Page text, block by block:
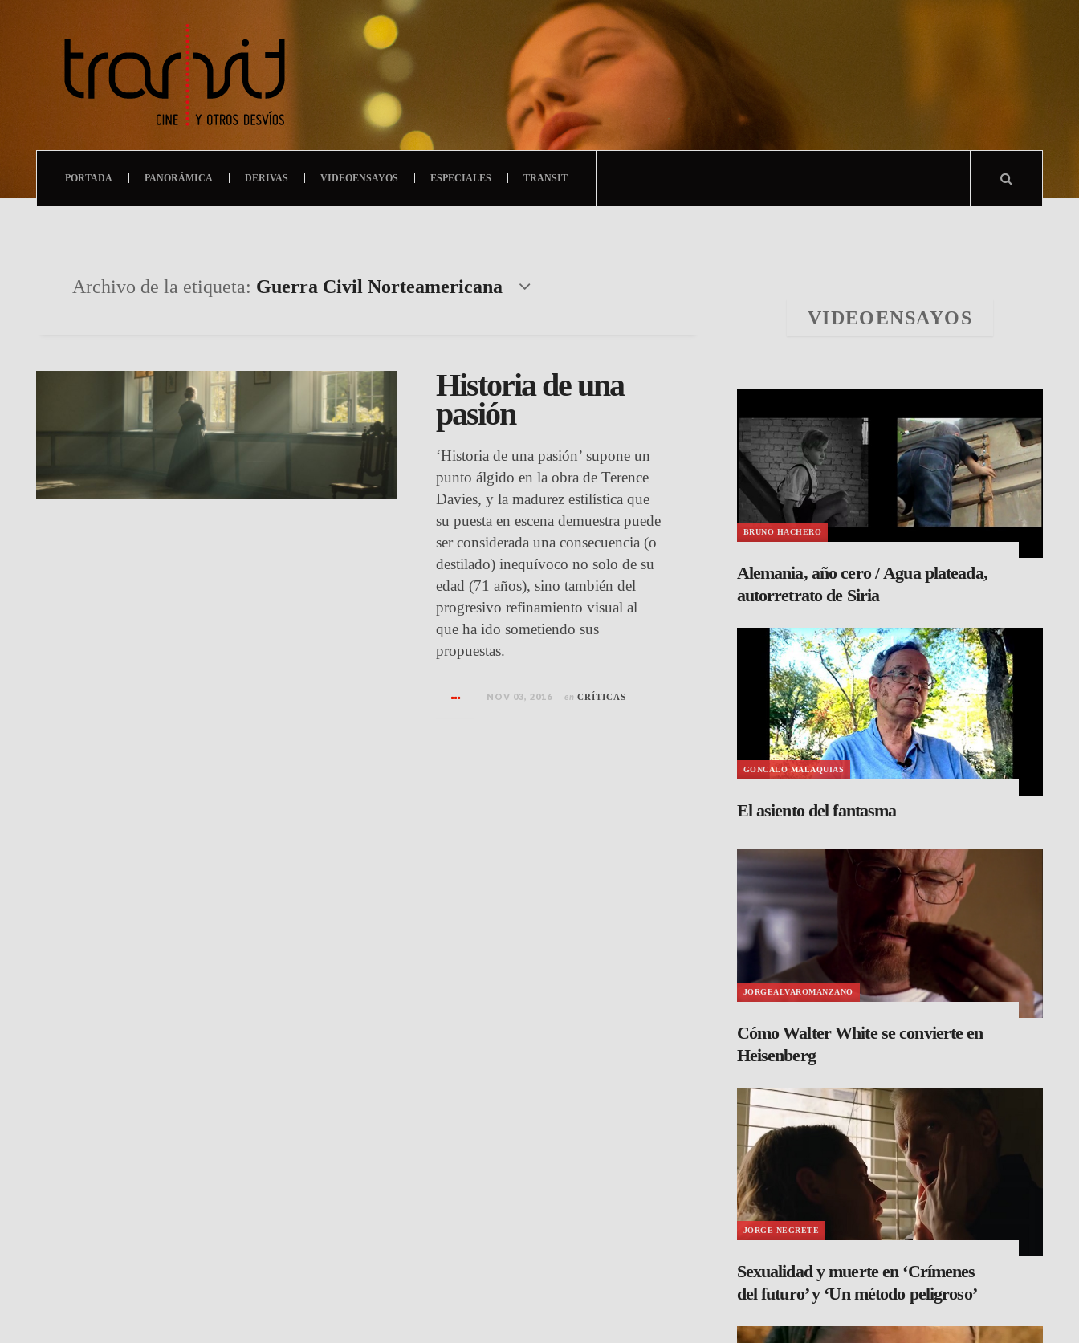
PORTADA PANORÁMICA DERIVAS VIDEOENSAYOS ESPECIALES TRANSIT
Archivo de la etiqueta: Guerra Civil Norteamericana
Historia de una
pasión
‘Historia de una pasión’ supone un
punto álgido en la obra de Terence
Davies, y la madurez estilística que
su puesta en escena demuestra puede
ser considerada una consecuencia (o
destilado) inequívoco no solo de su
edad (71 años), sino también del
progresivo refinamiento visual al
que ha ido sometiendo sus
propuestas.
NOV 03, 2016 en CRÍTICAS
VIDEOENSAYOS
BRUNO HACHERO
Alemania, año cero / Agua plateada,
autorretrato de Siria
GONCALO MALAQUIAS
El asiento del fantasma
JORGEALVAROMANZANO
Cómo Walter White se convierte en
Heisenberg
JORGE NEGRETE
Sexualidad y muerte en ‘Crímenes
del futuro’ y ‘Un método peligroso’